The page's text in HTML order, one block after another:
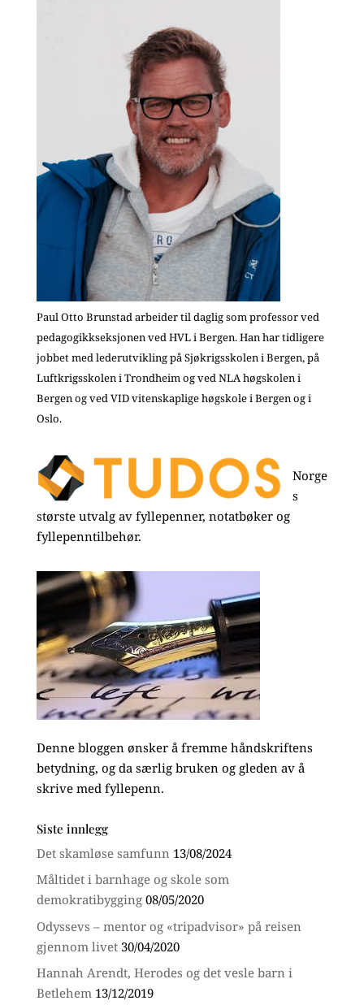
Paul Otto Brunstad arbeider til daglig som professor ved
pedagogikkseksjonen ved HVL i Bergen. Han har tidligere
jobbet med lederutvikling på Sjøkrigsskolen i Bergen, på
Luftkrigsskolen i Trondheim og ved NLA høgskolen i
Bergen og ved VID vitenskaplige høgskole i Bergen og i
Oslo.
Norge
s
største utvalg av fyllepenner, notatbøker og
fyllepenntilbehør.
Denne bloggen ønsker å fremme håndskriftens
betydning, og da særlig bruken og gleden av å
skrive med fyllepenn.
Siste innlegg
Det skamløse samfunn 13/08/2024
Måltidet i barnhage og skole som
demokratibygging 08/05/2020
Odyssevs – mentor og «tripadvisor» på reisen
gjennom livet 30/04/2020
Hannah Arendt, Herodes og det vesle barn i
Betlehem 13/12/2019